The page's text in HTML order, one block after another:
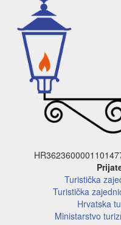
Turistička
Turistička
Hrvatska
Ministarstvo